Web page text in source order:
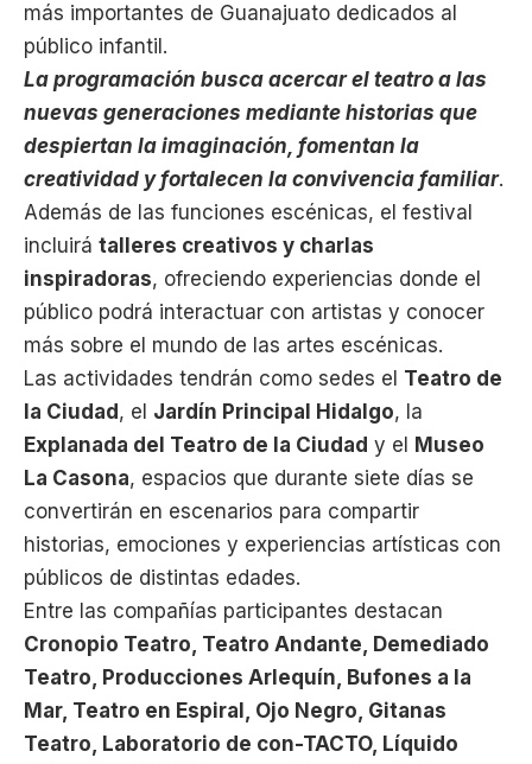
más importantes de Guanajuato dedicados al
público infantil.
La programación busca acercar el teatro a las
nuevas generaciones mediante historias que
despiertan la imaginación, fomentan la
creatividad y fortalecen la convivencia familiar.
Además de las funciones escénicas, el festival
incluirá talleres creativos y charlas
inspiradoras, ofreciendo experiencias donde el
público podrá interactuar con artistas y conocer
más sobre el mundo de las artes escénicas.
Las actividades tendrán como sedes el Teatro de
la Ciudad , el Jardín Principal Hidalgo, la
Explanada del Teatro de la Ciudad y el
Museo
La Casona, espacios que durante siete días se
convertirán en escenarios para compartir
historias, emociones y experiencias artísticas con
públicos de distintas edades.
Entre las compañías participantes destacan
Cronopio Teatro, Teatro Andante, Demediado
Teatro, Producciones Arlequín, Bufones a la
Mar, Teatro en Espiral, Ojo Negro, Gitanas
Teatro, Laboratorio de con-TACTO, Líquido